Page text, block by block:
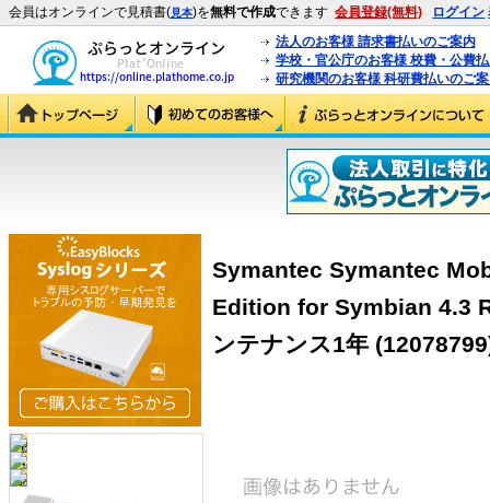
会員はオンラインで見積書(見本)を無料で作成できます 会員登録(無料) ログイン
法人のお客様 請求書払いのご案内
学校・官公庁のお客様 校費・公費
研究機関のお客様 科研費払いのご
Symantec Symantec
Edition for Symbian 4.3
ンテナンス1年